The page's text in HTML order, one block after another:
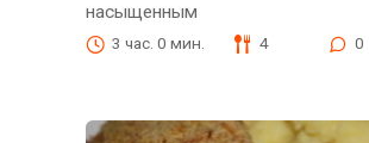
насыщенным
3 час. 0 мин. 4 0